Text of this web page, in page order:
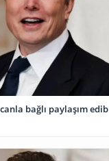
bağlı paylaşım edib